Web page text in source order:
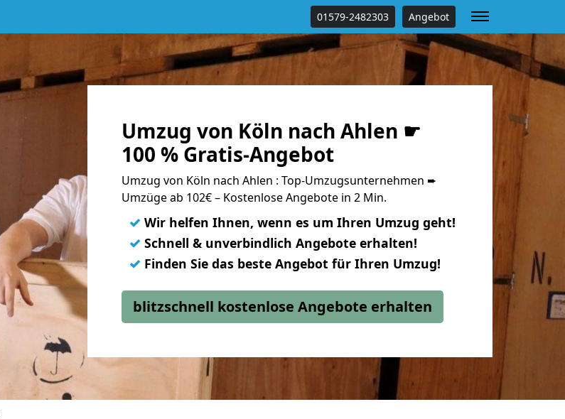
01579-2482303 Angebot
Umzug von Köln nach Ahlen ☛
100 % Gratis-Angebot
Umzug von Köln nach Ahlen : Top-Umzugsunternehmen ➨
Umzüge ab 102€ – Kostenlose Angebote in 2 Min.
✓ Wir helfen Ihnen, wenn es um Ihren Umzug geht!
✓ Schnell & unverbindlich Angebote erhalten!
✓ Finden Sie das beste Angebot für Ihren Umzug!
blitzschnell kostenlose Angebote erhalten